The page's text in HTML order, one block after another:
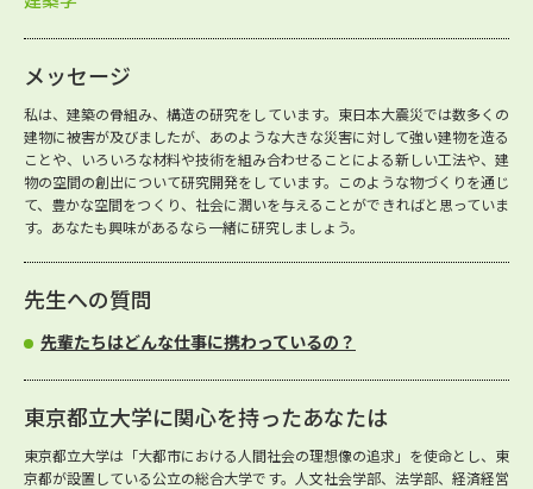
メッセージ
私は、建築の骨組み、構造の研究をしています。東日本大震災では数多くの
建物に被害が及びましたが、あのような大きな災害に対して強い建物を造る
ことや、いろいろな材料や技術を組み合わせることによる新しい工法や、建
物の空間の創出について研究開発をしています。このような物づくりを通じ
て、豊かな空間をつくり、社会に潤いを与えることができればと思っていま
す。あなたも興味があるなら一緒に研究しましょう。
先生への質問
先輩たちはどんな仕事に携わっているの？
東京都立大学に関心を持ったあなたは
東京都立大学は「大都市における人間社会の理想像の追求」を使命とし、東
京都が設置している公立の総合大学です。人文社会学部、法学部、経済経営